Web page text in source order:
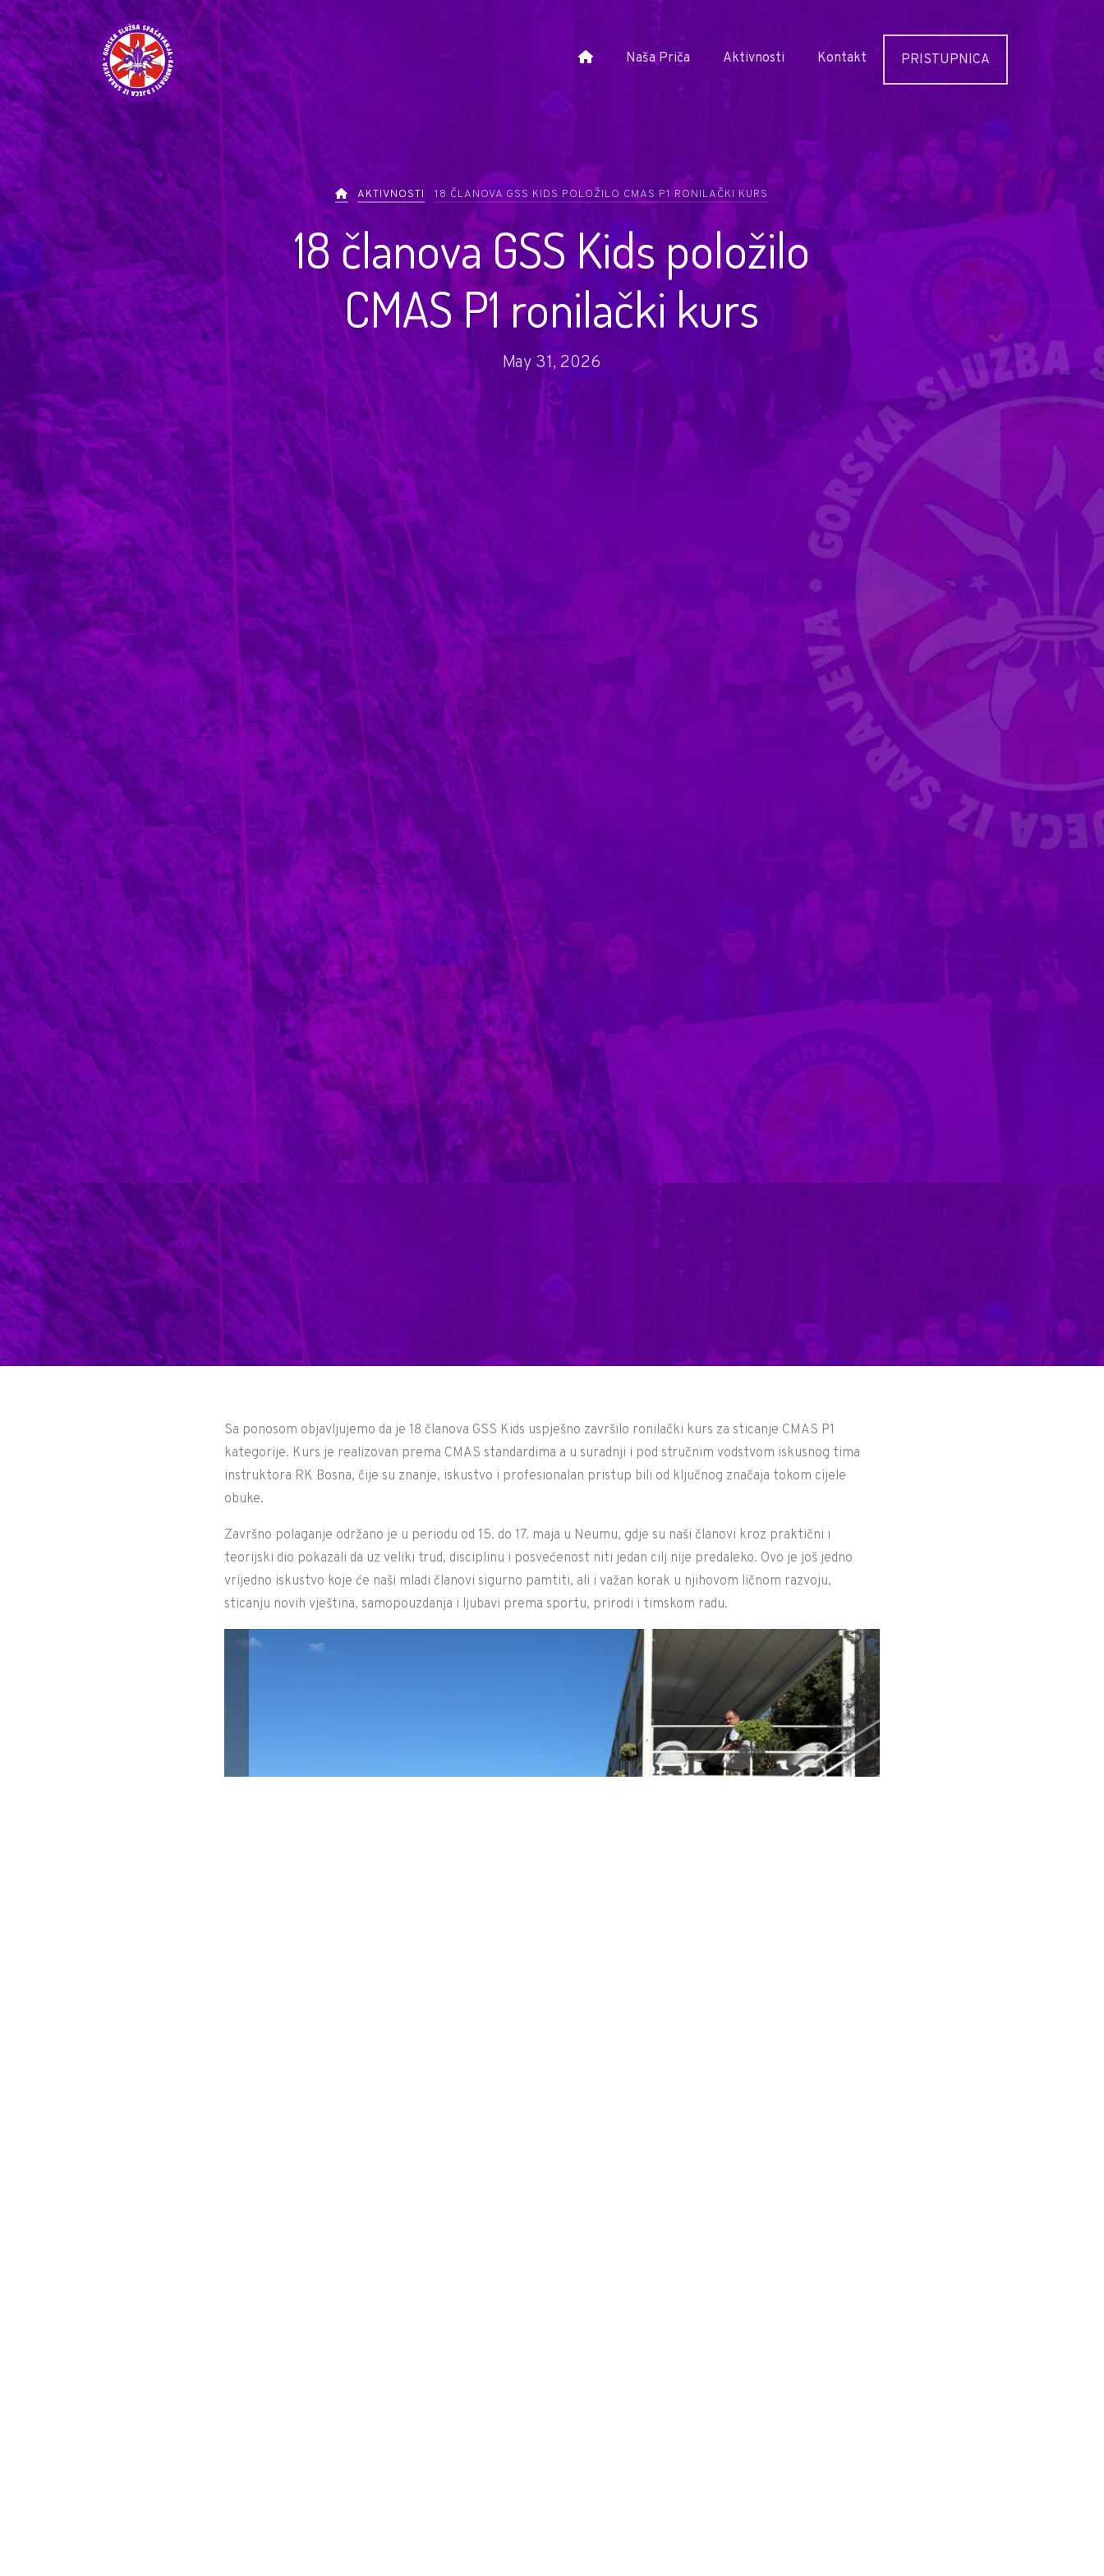
Naša Priča Aktivnosti Kontakt PRISTUPNICA
AKTIVNOSTI 18 ČLANOVA GSS KIDS POLOŽILO CMAS P1 RONILAČKI KURS
18 članova GSS Kids položilo
CMAS P1 ronilački kurs
May 31, 2026
Sa ponosom objavljujemo da je 18 članova GSS Kids uspješno završilo ronilački kurs za sticanje CMAS P1
kategorije. Kurs je realizovan prema CMAS standardima a u suradnji i pod stručnim vodstvom iskusnog tima
instruktora RK Bosna, čije su znanje, iskustvo i profesionalan pristup bili od ključnog značaja tokom cijele
obuke.
Završno polaganje održano je u periodu od 15. do 17. maja u Neumu, gdje su naši članovi kroz praktični i
teorijski dio pokazali da uz veliki trud, disciplinu i posvećenost niti jedan cilj nije predaleko. Ovo je još jedno
vrijedno iskustvo koje će naši mladi članovi sigurno pamtiti, ali i važan korak u njihovom ličnom razvoju,
sticanju novih vještina, samopouzdanja i ljubavi prema sportu, prirodi i timskom radu.